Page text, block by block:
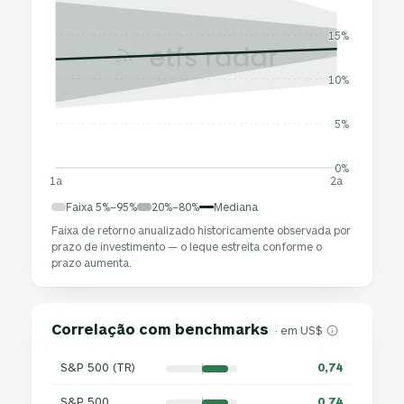
0%
5%
10%
15%
1a 2a
Faixa 5%–95% 20%–80%
Mediana
Faixa de retorno anualizado historicamente observada por
prazo de investimento — o leque estreita conforme o
prazo aumenta.
Correlação com benchmarks · em US$
S&P 500 (TR) 0,74